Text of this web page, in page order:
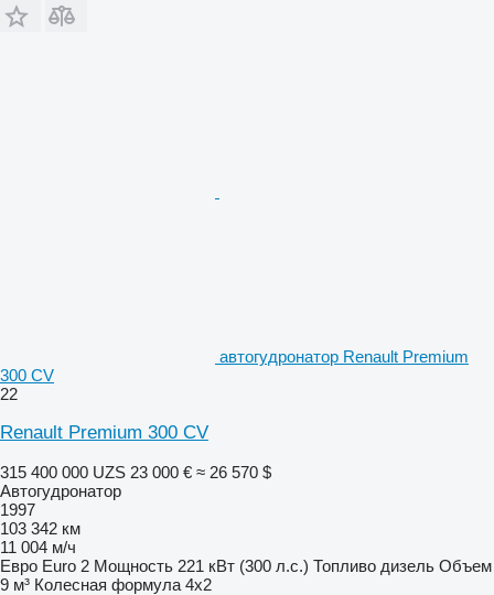
автогудронатор Renault Premium
300 CV
22
Renault Premium 300 CV
315 400 000 UZS 23 000 € ≈ 26 570 $
Автогудронатор
1997
103 342 км
11 004 м/ч
Евро Euro 2 Мощность 221 кВт (300 л.с.) Топливо дизель Объем
9 м³ Колесная формула 4x2